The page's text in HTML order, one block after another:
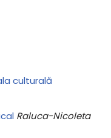
culturală
Raluca-Nicoleta